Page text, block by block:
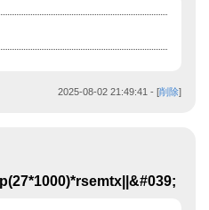
2025-08-02 21:49:41 - [削除]